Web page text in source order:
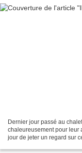
Dernier jour passé au
chaleureusement pour leur
jour de jeter un regard sur